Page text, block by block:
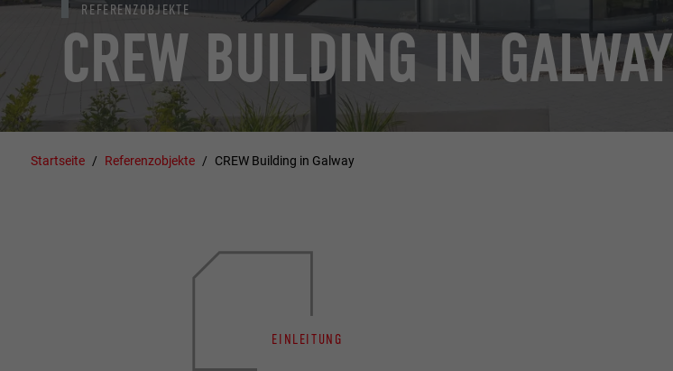
CREW BUILDING IN GALWAY
REFERENZOBJEKTE
Startseite Referenzobjekte CREW Building in Galway
EINLEITUNG